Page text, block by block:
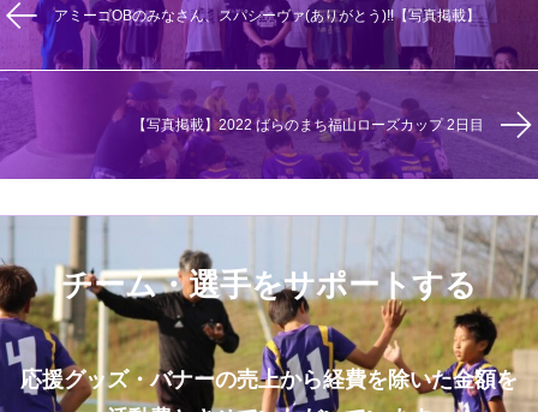
アミーゴOBのみなさん、スパシーヴァ(ありがとう)!!【写真掲載】
【写真掲載】2022 ばらのまち福山ローズカップ 2日目
チーム・選手をサポートする
応援グッズ・バナーの売上から経費を除いた金額を